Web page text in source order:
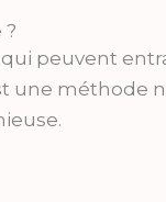
peuvent
une méthode